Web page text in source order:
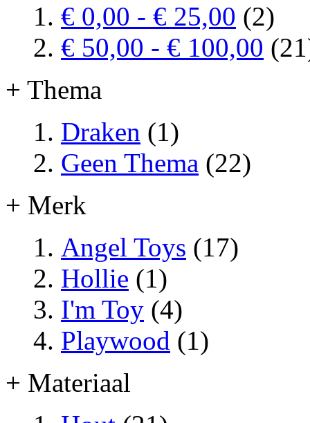
€ 0,00 - € 25,00 (2)
€ 50,00 - € 100,00
+ Thema
Draken (1)
Geen Thema (22)
+ Merk
Angel Toys (17)
Hollie (1)
I'm Toy (4)
Playwood (1)
+ Materiaal